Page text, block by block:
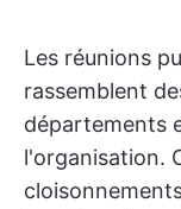
Les réunions
rassemblent
départements
l'organisation.